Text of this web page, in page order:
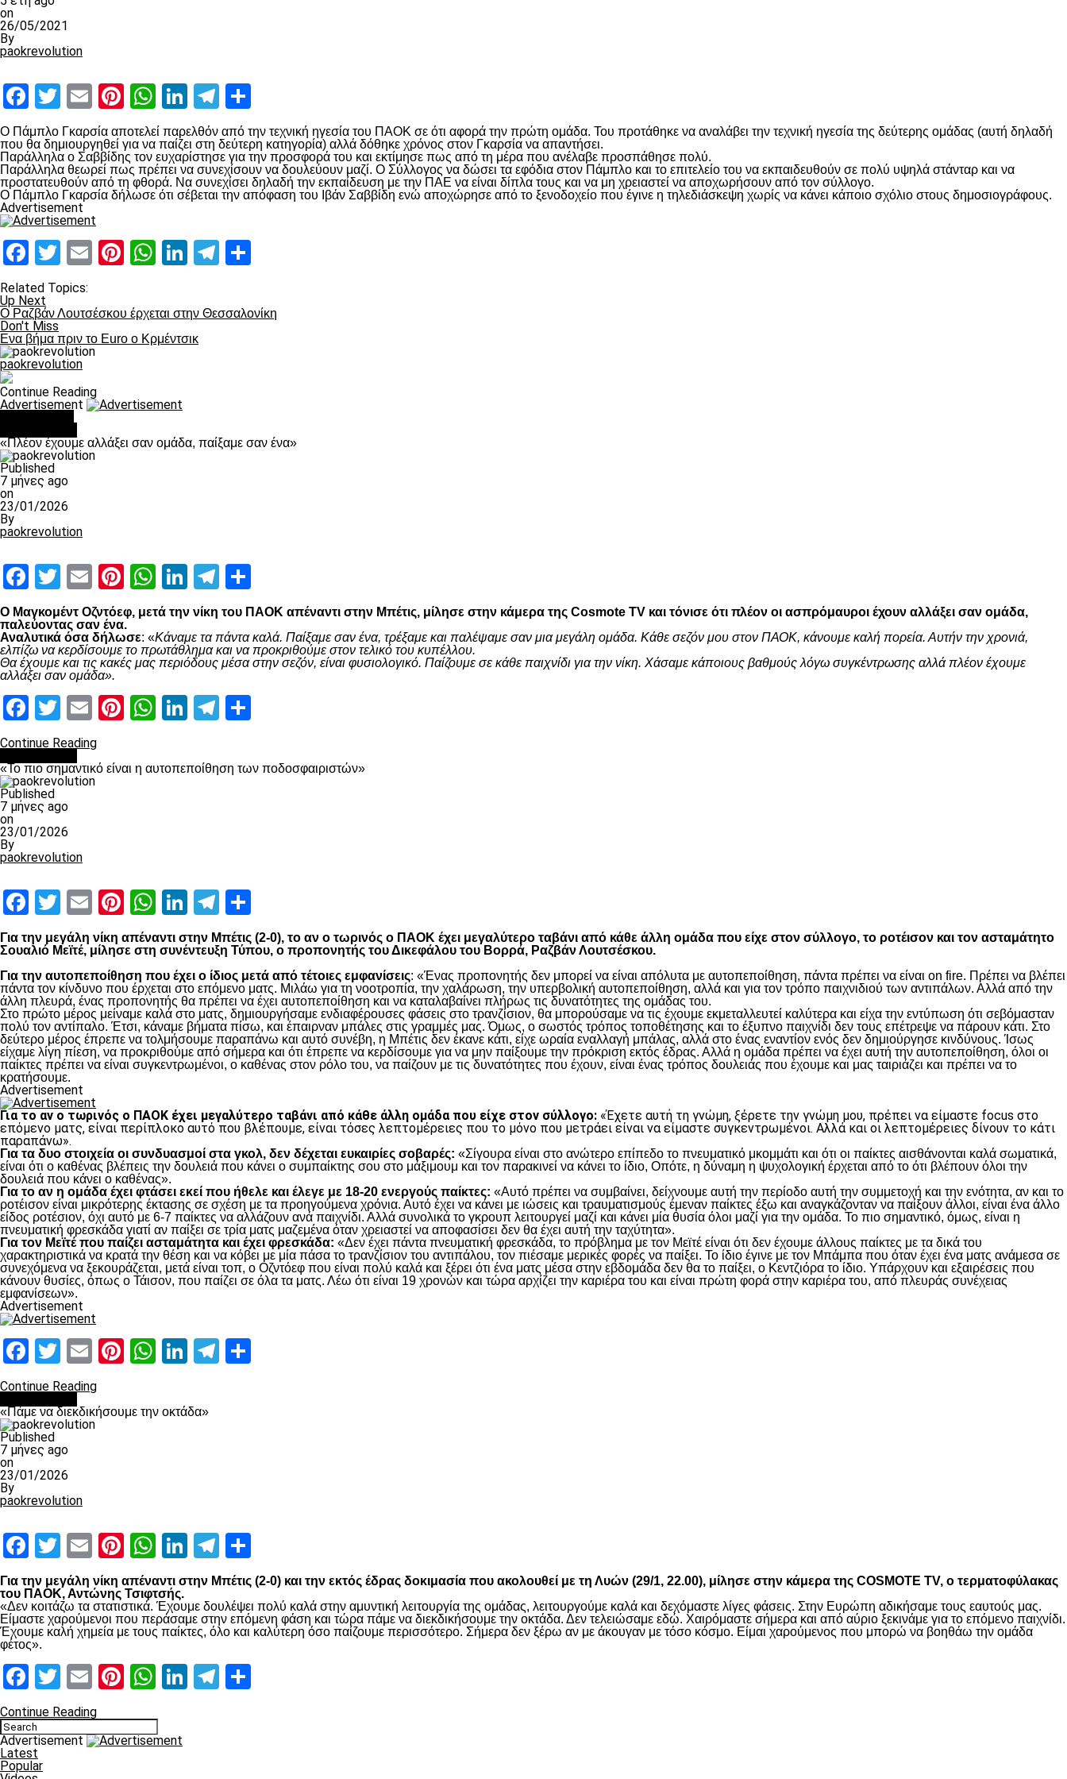
on
26/05/2021
By
paokrevolution
Facebook
Twitter
EmailPinterest
WhatsApp
LinkedIn
Telegram
Ο Πάμπλο Γκαρσία αποτελεί παρελθόν από την τεχνική ηγεσία του ΠΑΟΚ σε ότι αφορά την πρώτη ομάδα. Του προτάθηκε να αναλάβει την τεχνική ηγεσία της δεύτερης ομάδας (αυτή δηλαδή
που θα δημιουργηθεί για να παίζει στη δεύτερη κατηγορία) αλλά δόθηκε χρόνος στον Γκαρσία να απαντήσει.
Παράλληλα ο Σαββίδης τον ευχαρίστησε για την προσφορά του και εκτίμησε πως από τη μέρα που ανέλαβε προσπάθησε πολύ.
Παράλληλα θεωρεί πως πρέπει να συνεχίσουν να δουλεύουν μαζί. Ο Σύλλογος να δώσει τα εφόδια στον Πάμπλο και το επιτελείο του να εκπαιδευθούν σε πολύ υψηλά στάνταρ και να
προστατευθούν από τη φθορά. Να συνεχίσει δηλαδή την εκπαίδευση με την ΠΑΕ να είναι δίπλα τους και να μη χρειαστεί να αποχωρήσουν από τον σύλλογο.
Ο Πάμπλο Γκαρσία δήλωσε ότι σέβεται την απόφαση του Ιβάν Σαββίδη ενώ αποχώρησε από το ξενοδοχείο που έγινε η τηλεδιάσκεψη χωρίς να κάνει κάποιο σχόλιο στους δημοσιογράφους.
Advertisement
Facebook
Twitter
EmailPinterest
WhatsApp
LinkedIn
Telegram
Related Topics:
Up Next
Ο Ραζβάν Λουτσέσκου έρχεται στην Θεσσαλονίκη
Don't Miss
Ενα βήμα πριν το Euro o Kρμέντσικ
paokrevolution
Continue Reading
Advertisement
«Πλέον έχουμε αλλάξει σαν ομάδα, παίξαμε σαν ένα»
Published
7 μήνες ago
on
23/01/2026
By
paokrevolution
Facebook
Twitter
EmailPinterest
WhatsApp
LinkedIn
Telegram
Ο Μαγκομέντ Οζντόεφ, μετά την νίκη του ΠΑΟΚ απέναντι στην Μπέτις, μίλησε στην κάμερα της Cosmote TV και τόνισε ότι πλέον οι ασπρόμαυροι έχουν αλλάξει σαν ομάδα,
παλεύοντας σαν ένα.
Αναλυτικά όσα δήλωσε: «Κάναμε τα πάντα καλά. Παίξαμε σαν ένα, τρέξαμε και παλέψαμε σαν μια μεγάλη ομάδα. Κάθε σεζόν μου στον ΠΑΟΚ, κάνουμε καλή πορεία. Αυτήν την χρονιά,
ελπίζω να κερδίσουμε το πρωτάθλημα και να προκριθούμε στον τελικό του κυπέλλου.
Θα έχουμε και τις κακές μας περιόδους μέσα στην σεζόν, είναι φυσιολογικό. Παίζουμε σε κάθε παιχνίδι για την νίκη. Χάσαμε κάποιους βαθμούς λόγω συγκέντρωσης αλλά πλέον έχουμε
αλλάξει σαν ομάδα».
Facebook
Twitter
EmailPinterest
WhatsApp
LinkedIn
Telegram
Continue Reading
«Το πιο σημαντικό είναι η αυτοπεποίθηση των ποδοσφαιριστών»
Published
7 μήνες ago
on
23/01/2026
By
paokrevolution
Facebook
Twitter
EmailPinterest
WhatsApp
LinkedIn
Telegram
Για την μεγάλη νίκη απέναντι στην Μπέτις (2-0), το αν ο τωρινός ο ΠΑΟΚ έχει μεγαλύτερο ταβάνι από κάθε άλλη ομάδα που είχε στον σύλλογο, το ροτέισον και τον ασταμάτητο
Σουαλιό Μεϊτέ, μίλησε στη συνέντευξη Τύπου, ο προπονητής του Δικεφάλου του Βορρά, Ραζβάν Λουτσέσκου.
Για την αυτοπεποίθηση που έχει ο ίδιος μετά από τέτοιες εμφανίσεις: «Ένας προπονητής δεν μπορεί να είναι απόλυτα με αυτοπεποίθηση, πάντα πρέπει να είναι on fire. Πρέπει να βλέπει
πάντα τον κίνδυνο που έρχεται στο επόμενο ματς. Μιλάω για τη νοοτροπία, την χαλάρωση, την υπερβολική αυτοπεποίθηση, αλλά και για τον τρόπο παιχνιδιού των αντιπάλων. Αλλά από την
άλλη πλευρά, ένας προπονητής θα πρέπει να έχει αυτοπεποίθηση και να καταλαβαίνει πλήρως τις δυνατότητες της ομάδας του.
Στο πρώτο μέρος μείναμε καλά στο ματς, δημιουργήσαμε ενδιαφέρουσες φάσεις στο τρανζίσιον, θα μπορούσαμε να τις έχουμε εκμεταλλευτεί καλύτερα και είχα την εντύπωση ότι σεβόμασταν
πολύ τον αντίπαλο. Έτσι, κάναμε βήματα πίσω, και έπαιρναν μπάλες στις γραμμές μας. Όμως, ο σωστός τρόπος τοποθέτησης και το έξυπνο παιχνίδι δεν τους επέτρεψε να πάρουν κάτι. Στο
δεύτερο μέρος έπρεπε να τολμήσουμε παραπάνω και αυτό συνέβη, η Μπέτις δεν έκανε κάτι, είχε ωραία εναλλαγή μπάλας, αλλά στο ένας εναντίον ενός δεν δημιούργησε κινδύνους. Ίσως
είχαμε λίγη πίεση, να προκριθούμε από σήμερα και ότι έπρεπε να κερδίσουμε για να μην παίξουμε την πρόκριση εκτός έδρας. Αλλά η ομάδα πρέπει να έχει αυτή την αυτοπεποίθηση, όλοι οι
παίκτες πρέπει να είναι συγκεντρωμένοι, ο καθένας στον ρόλο του, να παίζουν με τις δυνατότητες που έχουν, είναι ένας τρόπος δουλειάς που έχουμε και μας ταιριάζει και πρέπει να το
κρατήσουμε.
Advertisement
Για το αν ο τωρινός ο ΠΑΟΚ έχει μεγαλύτερο ταβάνι από κάθε άλλη ομάδα που είχε στον σύλλογο: «Έχετε αυτή τη γνώμη, ξέρετε την γνώμη μου, πρέπει να είμαστε focus στο
επόμενο ματς, είναι περίπλοκο αυτό που βλέπουμε, είναι τόσες λεπτομέρειες που το μόνο που μετράει είναι να είμαστε συγκεντρωμένοι. Αλλά και οι λεπτομέρειες δίνουν το κάτι
παραπάνω».
Για τα δυο στοιχεία οι συνδυασμοί στα γκολ, δεν δέχεται ευκαιρίες σοβαρές: «Σίγουρα είναι στο ανώτερο επίπεδο το πνευματικό μκομμάτι και ότι οι παίκτες αισθάνονται καλά σωματικά,
είναι ότι ο καθένας βλέπεις την δουλειά που κάνει ο συμπαίκτης σου στο μάξιμουμ και τον παρακινεί να κάνει το ίδιο, Οπότε, η δύναμη η ψυχολογική έρχεται από το ότι βλέπουν όλοι την
δουλειά που κάνει ο καθένας».
Για το αν η ομάδα έχει φτάσει εκεί που ήθελε και έλεγε με 18-20 ενεργούς παίκτες: «Αυτό πρέπει να συμβαίνει, δείχνουμε αυτή την περίοδο αυτή την συμμετοχή και την ενότητα, αν και το
ροτέισον είναι μικρότερης έκτασης σε σχέση με τα προηγούμενα χρόνια. Αυτό έχει να κάνει με ιώσεις και τραυματισμούς έμεναν παίκτες έξω και αναγκάζονταν να παίξουν άλλοι, είναι ένα άλλο
είδος ροτέσιον, όχι αυτό με 6-7 παίκτες να αλλάζουν ανά παιχνίδι. Αλλά συνολικά το γκρουπ λειτουργεί μαζί και κάνει μία θυσία όλοι μαζί για την ομάδα. Το πιο σημαντικό, όμως, είναι η
πνευματική φρεσκάδα γιατί αν παίξει σε τρία ματς μαζεμένα όταν χρειαστεί να αποφασίσει δεν θα έχει αυτή την ταχύτητα».
Για τον Μεϊτέ που παίζει ασταμάτητα και έχει φρεσκάδα: «Δεν έχει πάντα πνευματική φρεσκάδα, το πρόβλημα με τον Μεϊτέ είναι ότι δεν έχουμε άλλους παίκτες με τα δικά του
χαρακτηριστικά να κρατά την θέση και να κόβει με μία πάσα το τρανζίσιον του αντιπάλου, τον πιέσαμε μερικές φορές να παίξει. Το ίδιο έγινε με τον Μπάμπα που όταν έχει ένα ματς ανάμεσα σε
συνεχόμενα να ξεκουράζεται, μετά είναι τοπ, ο Οζντόεφ που είναι πολύ καλά και ξέρει ότι ένα ματς μέσα στην εβδομάδα δεν θα το παίξει, ο Κεντζιόρα το ίδιο. Υπάρχουν και εξαιρέσεις που
κάνουν θυσίες, όπως ο Τάισον, που παίζει σε όλα τα ματς. Λέω ότι είναι 19 χρονών και τώρα αρχίζει την καριέρα του και είναι πρώτη φορά στην καριέρα του, από πλευράς συνέχειας
εμφανίσεων».
Advertisement
Facebook
Twitter
EmailPinterest
WhatsApp
LinkedIn
Telegram
Continue Reading
«Πάμε να διεκδικήσουμε την οκτάδα»
Published
7 μήνες ago
on
23/01/2026
By
paokrevolution
Facebook
Twitter
EmailPinterest
WhatsApp
LinkedIn
Telegram
Για την μεγάλη νίκη απέναντι στην Μπέτις (2-0) και την εκτός έδρας δοκιμασία που ακολουθεί με τη Λυών (29/1, 22.00), μίλησε στην κάμερα της COSMOTE TV, ο τερματοφύλακας
του ΠΑΟΚ, Αντώνης Τσιφτσής.
«Δεν κοιτάζω τα στατιστικά. Έχουμε δουλέψει πολύ καλά στην αμυντική λειτουργία της ομάδας, λειτουργούμε καλά και δεχόμαστε λίγες φάσεις. Στην Ευρώπη αδικήσαμε τους εαυτούς μας.
Είμαστε χαρούμενοι που περάσαμε στην επόμενη φάση και τώρα πάμε να διεκδικήσουμε την οκτάδα. Δεν τελειώσαμε εδώ. Χαιρόμαστε σήμερα και από αύριο ξεκινάμε για το επόμενο παιχνίδι.
Έχουμε καλή χημεία με τους παίκτες, όλο και καλύτερη όσο παίζουμε περισσότερο. Σήμερα δεν ξέρω αν με άκουγαν με τόσο κόσμο. Είμαι χαρούμενος που μπορώ να βοηθάω την ομάδα
φέτος».
Facebook
Twitter
EmailPinterest
WhatsApp
LinkedIn
Telegram
Continue Reading
Advertisement
Latest
Popular